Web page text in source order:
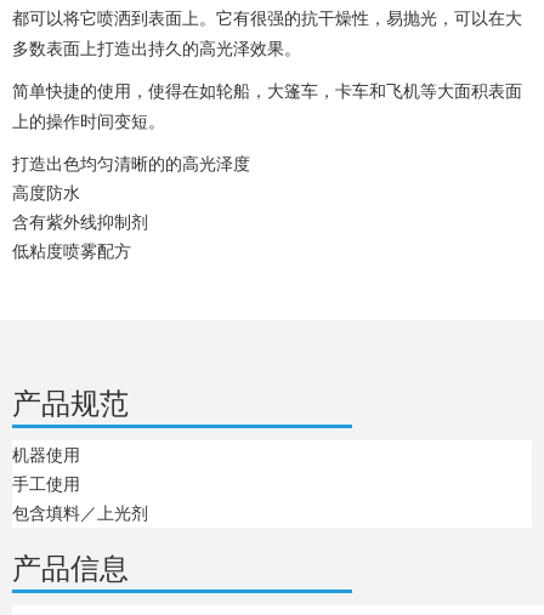
都可以将它喷洒到表面上。它有很强的抗干燥性，易抛光，可以在大
多数表面上打造出持久的高光泽效果。
简单快捷的使用，使得在如轮船，大篷车，卡车和飞机等大面积表面
上的操作时间变短。
打造出色均匀清晰的的高光泽度
高度防水
含有紫外线抑制剂
低粘度喷雾配方
产品规范
机器使用
手工使用
包含填料／上光剂
产品信息